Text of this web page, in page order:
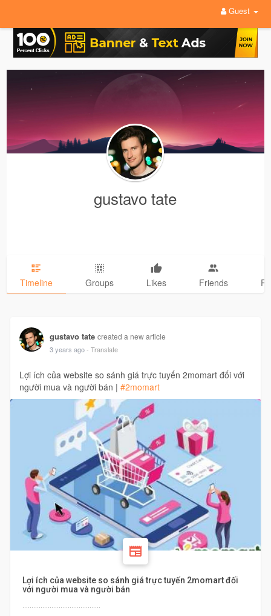
Guest
gustavo tate
Timeline Groups Likes Friends
gustavo tate created a new article
3 years ago - Translate
Lợi ích của website so sánh giá trực tuyến 2momart đối với
người mua và người bán | #2momart
Lợi ích của website so sánh giá trực tuyến 2momart đối
với người mua và người bán
...........................................